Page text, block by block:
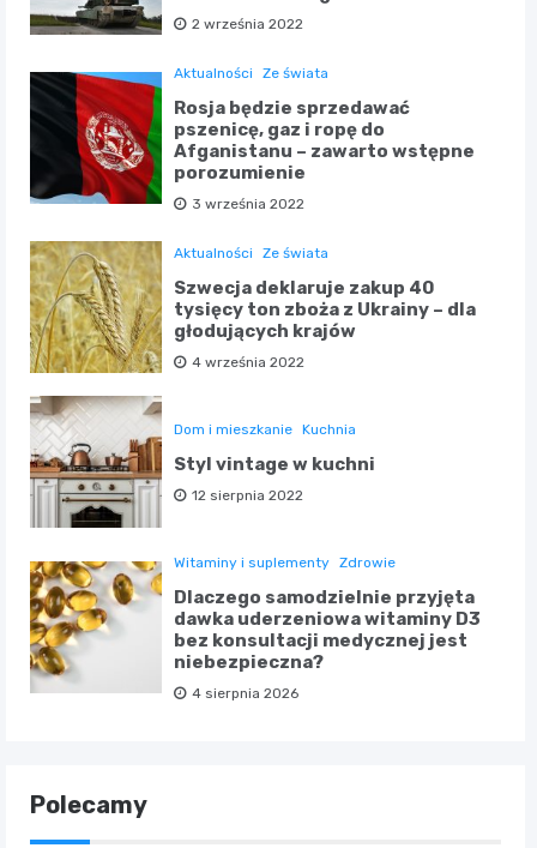
2 września 2022
Aktualności Ze świata
Rosja będzie sprzedawać
pszenicę, gaz i ropę do
Afganistanu – zawarto wstępne
porozumienie
3 września 2022
Aktualności Ze świata
Szwecja deklaruje zakup 40
tysięcy ton zboża z Ukrainy – dla
głodujących krajów
4 września 2022
Dom i mieszkanie Kuchnia
Styl vintage w kuchni
12 sierpnia 2022
Witaminy i suplementy Zdrowie
Dlaczego samodzielnie przyjęta
dawka uderzeniowa witaminy D3
bez konsultacji medycznej jest
niebezpieczna?
4 sierpnia 2026
Polecamy